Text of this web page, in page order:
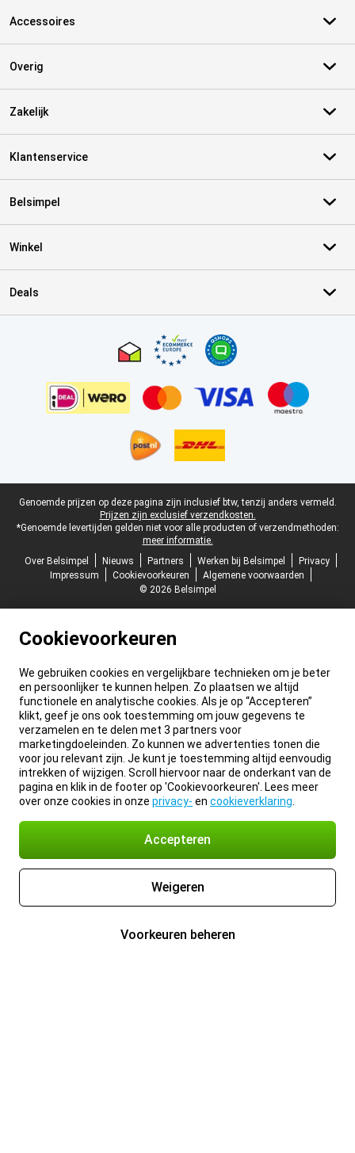
Accessoires
Overig
Zakelijk
Klantenservice
Belsimpel
Winkel
Deals
Juridische voettekst
Genoemde prijzen op deze pagina zijn inclusief btw, tenzij anders vermeld.
Prijzen zijn exclusief verzendkosten.
*Genoemde levertijden gelden niet voor alle producten of verzendmethoden:
meer informatie.
Over Belsimpel
Nieuws Partners Werken bij Belsimpel
Privacy
Impressum
Cookievoorkeuren
Algemene voorwaarden
© 2026 Belsimpel
Cookievoorkeuren
We gebruiken cookies en vergelijkbare technieken om je beter
en persoonlijker te kunnen helpen. Zo plaatsen we altijd
functionele en analytische cookies. Als je op “Accepteren”
klikt, geef je ons ook toestemming om jouw gegevens te
verzamelen en te delen met 3 partners voor
marketingdoeleinden. Zo kunnen we advertenties tonen die
voor jou relevant zijn. Je kunt je toestemming altijd eenvoudig
intrekken of wijzigen. Scroll hiervoor naar de onderkant van de
pagina en klik in de footer op 'Cookievoorkeuren'. Lees meer
over onze cookies in onze privacy- en cookieverklaring
Accepteren
Weigeren
Voorkeuren beheren